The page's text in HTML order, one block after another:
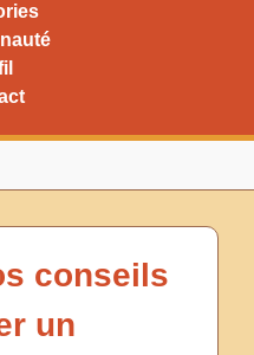
conseils
un